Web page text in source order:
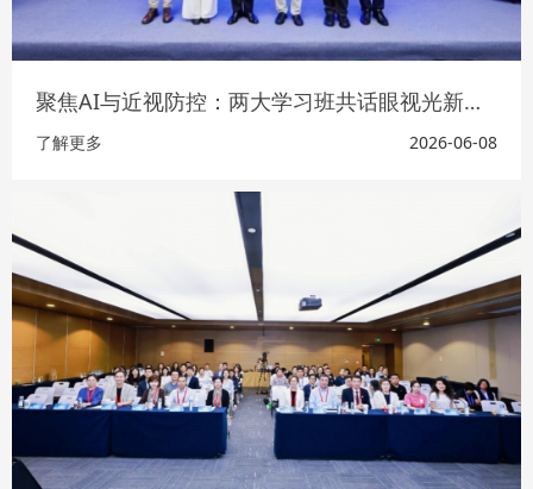
聚焦AI与近视防控：两大学习班共话眼视光新未来
了解更多 2026-06-08